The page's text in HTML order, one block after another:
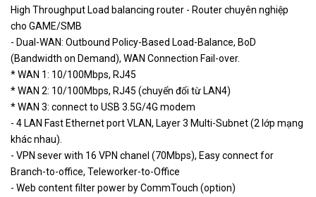
High Throughput Load balancing router - Router chuyên nghiệp
cho GAME/SMB
- Dual-WAN: Outbound Policy-Based Load-Balance, BoD
(Bandwidth on Demand), WAN Connection Fail-over.
* WAN 1: 10/100Mbps, RJ45
* WAN 2: 10/100Mbps, RJ45 (chuyển đổi từ LAN4)
* WAN 3: connect to USB 3.5G/4G modem
- 4 LAN Fast Ethernet port VLAN, Layer 3 Multi-Subnet (2 lớp mạng
khác nhau).
- VPN sever with 16 VPN chanel (70Mbps), Easy connect for
Branch-to-office, Teleworker-to-Office
- Web content filter power by CommTouch (option)